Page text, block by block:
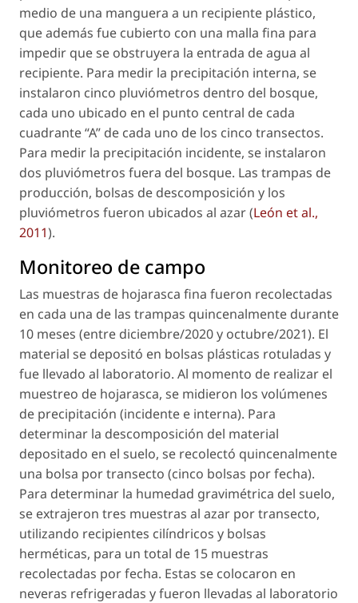
medio de una manguera a un recipiente plástico,
que además fue cubierto con una malla fina para
impedir que se obstruyera la entrada de agua al
recipiente. Para medir la precipitación interna, se
instalaron cinco pluviómetros dentro del bosque,
cada uno ubicado en el punto central de cada
cuadrante “A” de cada uno de los cinco transectos.
Para medir la precipitación incidente, se instalaron
dos pluviómetros fuera del bosque. Las trampas de
producción, bolsas de descomposición y los
pluviómetros fueron ubicados al azar (León et al.,
2011).
Monitoreo de campo
Las muestras de hojarasca fina fueron recolectadas
en cada una de las trampas quincenalmente durante
10 meses (entre diciembre/2020 y octubre/2021). El
material se depositó en bolsas plásticas rotuladas y
fue llevado al laboratorio. Al momento de realizar el
muestreo de hojarasca, se midieron los volúmenes
de precipitación (incidente e interna). Para
determinar la descomposición del material
depositado en el suelo, se recolectó quincenalmente
una bolsa por transecto (cinco bolsas por fecha).
Para determinar la humedad gravimétrica del suelo,
se extrajeron tres muestras al azar por transecto,
utilizando recipientes cilíndricos y bolsas
herméticas, para un total de 15 muestras
recolectadas por fecha. Estas se colocaron en
neveras refrigeradas y fueron llevadas al laboratorio